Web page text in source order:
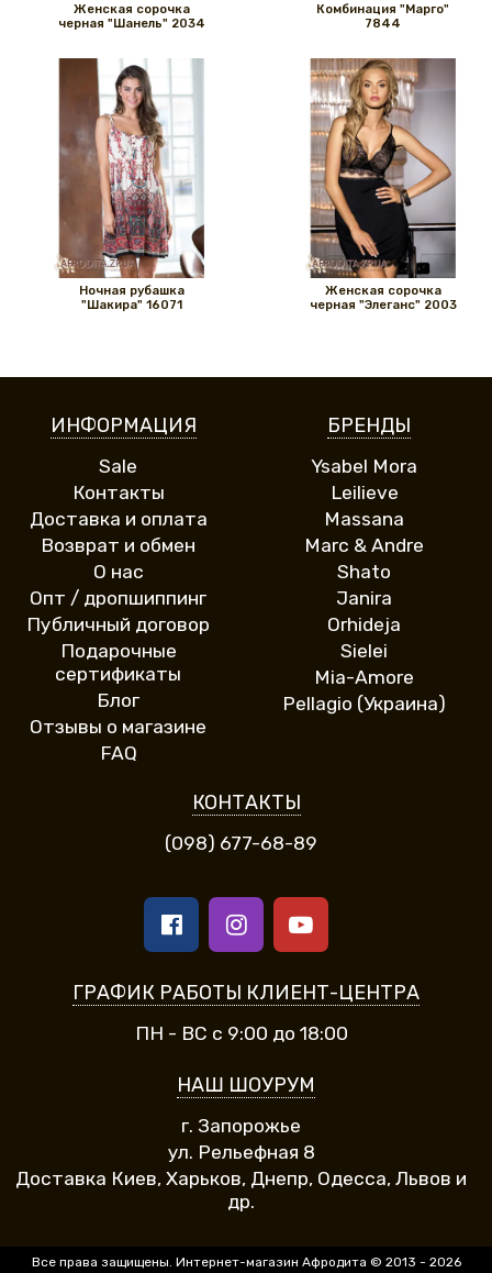
Женская сорочка
черная "Шанель" 2034
Комбинация "Марго"
7844
Ночная рубашка
"Шакира" 16071
Женская сорочка
черная "Элеганс" 2003
ИНФОРМАЦИЯ
Sale
Контакты
Доставка и оплата
Возврат и обмен
О нас
Опт / дропшиппинг
Публичный договор
Подарочные
сертификаты
Блог
Отзывы о магазине
FAQ
БРЕНДЫ
Ysabel Mora
Leilieve
Massana
Marc & Andre
Shato
Janira
Orhideja
Sielei
Mia-Amore
Pellagio (Украина)
КОНТАКТЫ
(098) 677-68-89
ГРАФИК РАБОТЫ КЛИЕНТ-ЦЕНТРА
ПН - ВС с 9:00 до 18:00
НАШ ШОУРУМ
г. Запорожье
ул. Рельефная 8
Доставка Киев, Харьков, Днепр, Одесса, Львов и
др.
Все права защищены. Интернет-магазин Афродита © 2013 - 2026